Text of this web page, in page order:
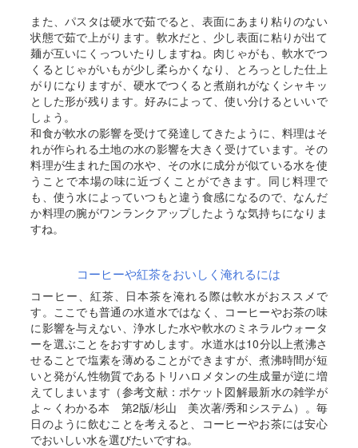
また、パスタは硬水で茹でると、表面にあまり粘りのない
状態で茹で上がります。軟水だと、少し表面に粘りが出て
麺が互いにくっついたりしますね。肉じゃがも、軟水でつ
くるとじゃがいもが少し柔らかくなり、とろっとした仕上
がりになりますが、硬水でつくると煮崩れがなくシャキッ
とした形が残ります。好みによって、使い分けるといいで
しょう。
和食が軟水の影響を受けて発達してきたように、料理はそ
れが作られる土地の水の影響を大きく受けています。その
料理が生まれた国の水や、その水に成分が似ている水を使
うことで本場の味に近づくことができます。同じ料理で
も、使う水によっていつもと違う食感になるので、なんだ
か料理の腕がワンランクアップしたような気持ちになりま
すね。
コーヒーや紅茶をおいしく淹れるには
コーヒー、紅茶、日本茶を淹れる際は軟水がおススメで
す。ここでも普通の水道水ではなく、コーヒーやお茶の味
に影響を与えない、浄水した水や軟水のミネラルウォータ
ーを選ぶことをおすすめします。水道水は10分以上煮沸さ
せることで塩素を薄めることができますが、煮沸時間が短
いと発がん性物質であるトリハロメタンの生成量が逆に増
えてしまいます（参考文献：ポケット図解最新水の雑学が
よ～くわかる本 第2版/杉山 美次著/秀和システム）。毎
日のように飲むことを考えると、コーヒーやお茶には安心
でおいしい水を選びたいですね。